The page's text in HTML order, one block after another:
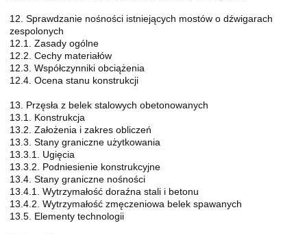
12. Sprawdzanie nośności istniejących mostów o dźwigarach
zespolonych
12.1. Zasady ogólne
12.2. Cechy materiałów
12.3. Współczynniki obciążenia
12.4. Ocena stanu konstrukcji
13. Przęsła z belek stalowych obetonowanych
13.1. Konstrukcja
13.2. Założenia i zakres obliczeń
13.3. Stany graniczne użytkowania
13.3.1. Ugięcia
13.3.2. Podniesienie konstrukcyjne
13.4. Stany graniczne nośności
13.4.1. Wytrzymałość doraźna stali i betonu
13.4.2. Wytrzymałość zmęczeniowa belek spawanych
13.5. Elementy technologii